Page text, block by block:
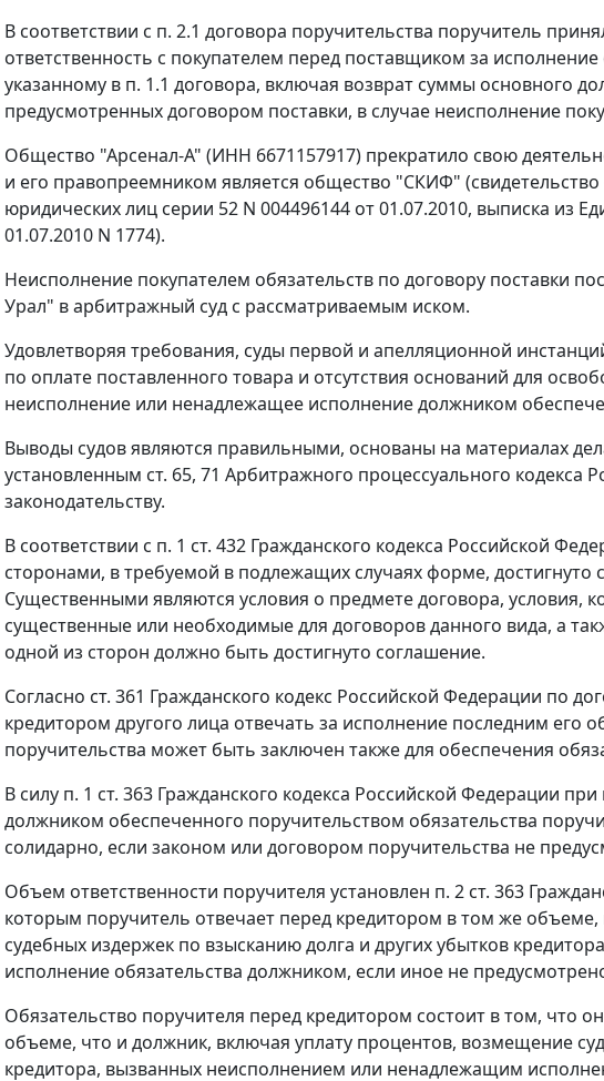
В соответствии с п. 2.1 договора поручительства поручитель
ответственность с покупателем перед поставщиком за
указанному в п. 1.1 договора, включая возврат суммы основного
предусмотренных договором поставки, в случае неисполнение
Общество "Арсенал-А" (ИНН 6671157917) прекратило свою
и его правопреемником является общество "СКИФ"
юридических лиц серии 52 N 004496144 от 01.07.2010, выписка из
01.07.2010 N 1774).
Неисполнение покупателем обязательств по договору поставки
Урал" в арбитражный суд с рассматриваемым иском.
Удовлетворяя требования, суды первой и апелляционной
по оплате поставленного товара и отсутствия оснований для
неисполнение или ненадлежащее исполнение должником
Выводы судов являются правильными, основаны на материалах
установленным ст. 65, 71 Арбитражного процессуального кодекса
законодательству.
В соответствии с п. 1 ст. 432 Гражданского кодекса Российской
сторонами, в требуемой в подлежащих случаях форме,
Существенными являются условия о предмете договора, условия,
существенные или необходимые для договоров данного вида, а
одной из сторон должно быть достигнуто соглашение.
Согласно ст. 361 Гражданского кодекс Российской Федерации по
кредитором другого лица отвечать за исполнение последним его
поручительства может быть заключен также для обеспечения
В силу п. 1 ст. 363 Гражданского кодекса Российской Федерации
должником обеспеченного поручительством обязательства
солидарно, если законом или договором поручительства не
Объем ответственности поручителя установлен п. 2 ст. 363
которым поручитель отвечает перед кредитором в том же
судебных издержек по взысканию долга и других убытков
исполнение обязательства должником, если иное не
Обязательство поручителя перед кредитором состоит в том, что
объеме, что и должник, включая уплату процентов, возмещение
кредитора, вызванных неисполнением или ненадлежащим